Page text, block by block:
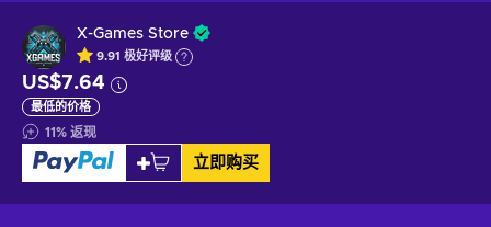
X-Games Store
9.91 极好评级
US$7.64
最低的价格
11% 返现
立即购买